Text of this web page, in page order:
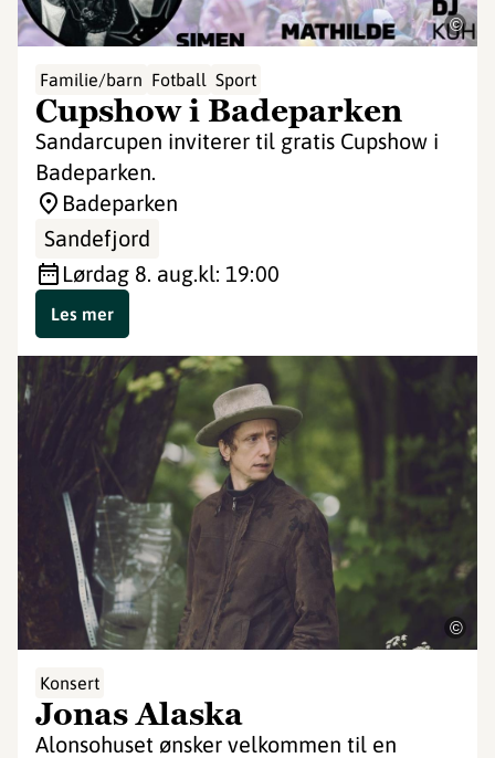
©
Familie/barn Fotball Sport
Cupshow i Badeparken
Sandarcupen inviterer til gratis Cupshow i
Badeparken.
Badeparken
Sandefjord
lørdag 8. aug.kl: 19:00
Les mer
©
Konsert
Jonas Alaska
Alonsohuset ønsker velkommen til en